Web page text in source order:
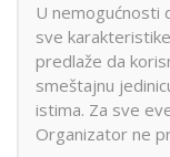
U nemogućnosti
sve
predlaže da
smeštajnu
istima. Za sve
Organizator ne